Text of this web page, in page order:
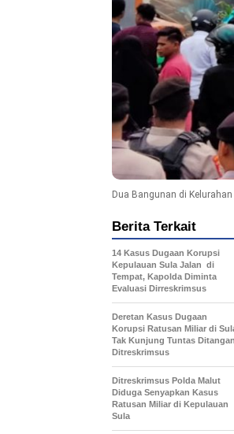
Dua Bangunan di
Berita Terkait
14 Kasus Dugaan Korupsi
Kepulauan Sula Jalan di
Tempat, Kapolda Diminta
Evaluasi Dirreskrimsus
Deretan Kasus Dugaan
Korupsi Ratusan Miliar di
Tak Kunjung Tuntas
Ditreskrimsus
Ditreskrimsus Polda Malut
Diduga Senyapkan Kasus
Ratusan Miliar di Kepulauan
Sula